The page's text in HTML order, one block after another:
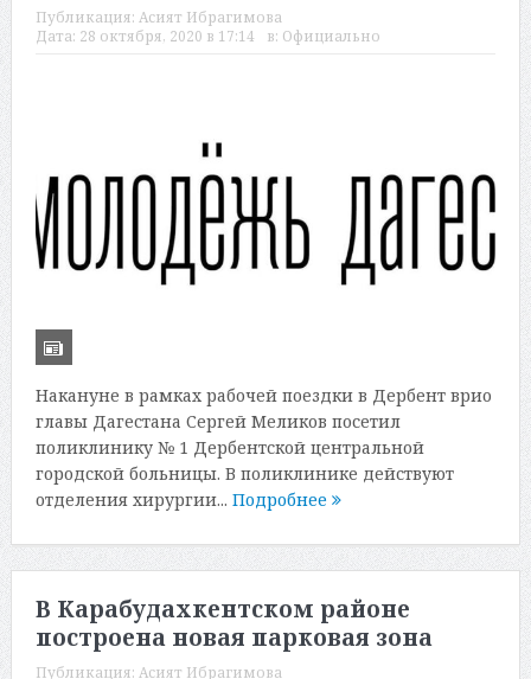
Публикация: Асият Ибрагимова
Дата: 28 октября, 2020 в 17:14 в: Официально
Накануне в рамках рабочей поездки в Дербент врио
главы Дагестана Сергей Меликов посетил
поликлинику № 1 Дербентской центральной
городской больницы. В поликлинике действуют
отделения хирургии... Подробнее
В Карабудахкентском районе
построена новая парковая зона
Публикация: Асият Ибрагимова